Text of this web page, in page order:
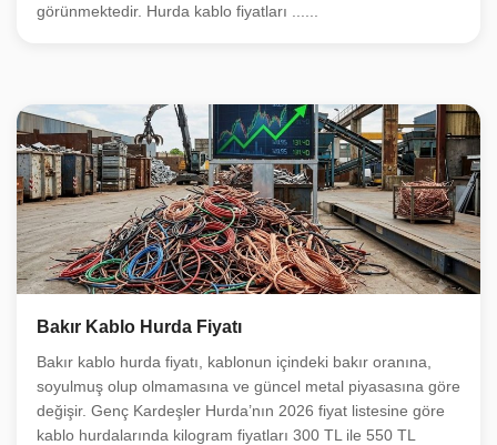
görünmektedir. Hurda kablo fiyatları ......
Bakır Kablo Hurda Fiyatı
Bakır kablo hurda fiyatı, kablonun içindeki bakır oranına,
soyulmuş olup olmamasına ve güncel metal piyasasına göre
değişir. Genç Kardeşler Hurda’nın 2026 fiyat listesine göre
kablo hurdalarında kilogram fiyatları 300 TL ile 550 TL